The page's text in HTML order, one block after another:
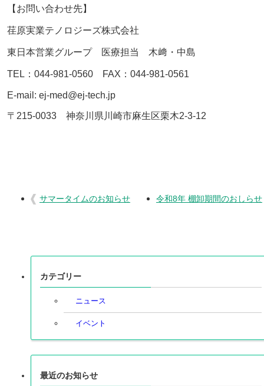
【お問い合わせ先】
荏原実業テノロジーズ株式会社
東日本営業グループ 医療担当 木﨑・中島
TEL：044-981-0560 FAX：044-981-0561
E-mail: ej-med@ej-tech.jp
〒215-0033 神奈川県川崎市麻生区栗木2-3-12
サマータイムのお知らせ 令和8年 棚卸期間のおしらせ
カテゴリー
ニュース
イベント
最近のお知らせ